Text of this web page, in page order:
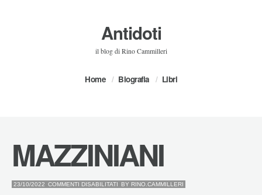
Antidoti
il blog di Rino Cammilleri
Home Biografia Libri
MAZZINIANI
23/10/2022 COMMENTI DISABILITATI SU
BY RINO.CAMMILLERI